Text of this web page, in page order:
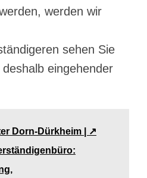
werden wir
sehen Sie
eingehender
Dorn-Dürkheim | ↗️